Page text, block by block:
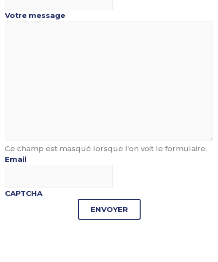
Votre message
Ce champ est masqué lorsque l‘on voit le formulaire.
Email
CAPTCHA
ENVOYER